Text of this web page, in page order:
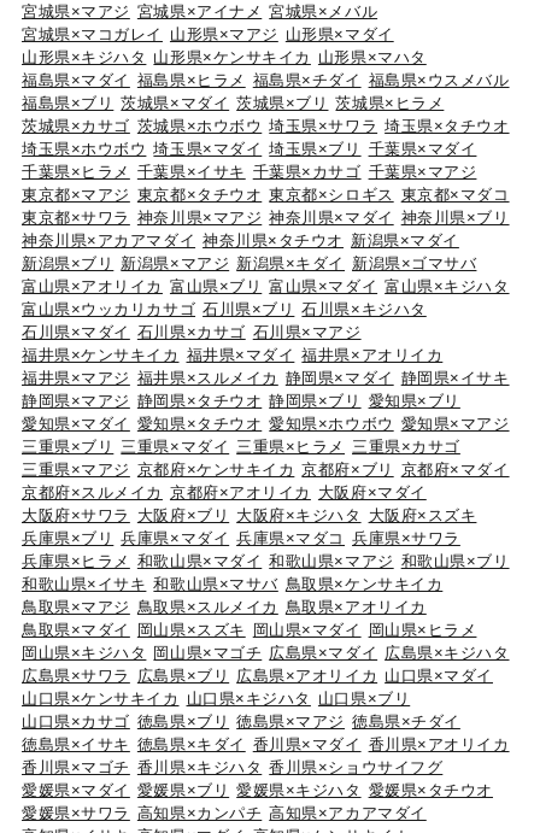
宮城県×マアジ 宮城県×アイナメ 宮城県×メバル
宮城県×マコガレイ
山形県×マアジ 山形県×マダイ
山形県×キジハタ 山形県×ケンサキイカ
山形県×マハタ
福島県×マダイ 福島県×ヒラメ 福島県×チダイ 福島県×ウスメバル
福島県×ブリ
茨城県×マダイ 茨城県×ブリ
茨城県×ヒラメ
茨城県×カサゴ 茨城県×ホウボウ 埼玉県×サワラ 埼玉県×タチウオ
埼玉県×ホウボウ 埼玉県×マダイ 埼玉県×ブリ
千葉県×マダイ
千葉県×ヒラメ 千葉県×イサキ 千葉県×カサゴ 千葉県×マアジ
東京都×マアジ 東京都×タチウオ 東京都×シロギス 東京都×マダコ
東京都×サワラ 神奈川県×マアジ 神奈川県×マダイ 神奈川県×ブリ
神奈川県×アカアマダイ 神奈川県×タチウオ 新潟県×マダイ
新潟県×ブリ
新潟県×マアジ 新潟県×キダイ
新潟県×ゴマサバ
富山県×アオリイカ 富山県×ブリ 富山県×マダイ 富山県×キジハタ
富山県×ウッカリカサゴ 石川県×ブリ
石川県×キジハタ
石川県×マダイ 石川県×カサゴ 石川県×マアジ
福井県×ケンサキイカ 福井県×マダイ 福井県×アオリイカ
福井県×マアジ 福井県×スルメイカ 静岡県×マダイ 静岡県×イサキ
静岡県×マアジ 静岡県×タチウオ 静岡県×ブリ
愛知県×ブリ
愛知県×マダイ 愛知県×タチウオ 愛知県×ホウボウ 愛知県×マアジ
三重県×ブリ
三重県×マダイ 三重県×ヒラメ
三重県×カサゴ
三重県×マアジ 京都府×ケンサキイカ 京都府×ブリ
京都府×マダイ
京都府×スルメイカ 京都府×アオリイカ
大阪府×マダイ
大阪府×サワラ
大阪府×ブリ 大阪府×キジハタ
大阪府×スズキ
兵庫県×ブリ
兵庫県×マダイ 兵庫県×マダコ
兵庫県×サワラ
兵庫県×ヒラメ 和歌山県×マダイ 和歌山県×マアジ 和歌山県×ブリ
和歌山県×イサキ 和歌山県×マサバ 鳥取県×ケンサキイカ
鳥取県×マアジ 鳥取県×スルメイカ
鳥取県×アオリイカ
鳥取県×マダイ
岡山県×スズキ 岡山県×マダイ
岡山県×ヒラメ
岡山県×キジハタ 岡山県×マゴチ 広島県×マダイ 広島県×キジハタ
広島県×サワラ
広島県×ブリ 広島県×アオリイカ 山口県×マダイ
山口県×ケンサキイカ
山口県×キジハタ
山口県×ブリ
山口県×カサゴ 徳島県×ブリ 徳島県×マアジ 徳島県×チダイ
徳島県×イサキ 徳島県×キダイ 香川県×マダイ 香川県×アオリイカ
香川県×マゴチ 香川県×キジハタ 香川県×ショウサイフグ
愛媛県×マダイ 愛媛県×ブリ 愛媛県×キジハタ 愛媛県×タチウオ
愛媛県×サワラ 高知県×カンパチ 高知県×アカアマダイ